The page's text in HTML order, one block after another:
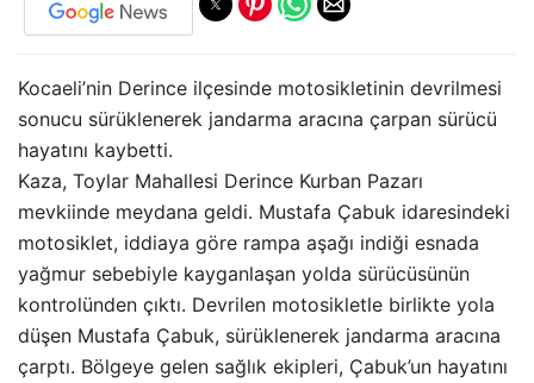
Kocaeli’nin Derince ilçesinde motosikletinin devrilmesi
sonucu sürüklenerek jandarma aracına çarpan sürücü
hayatını kaybetti.
Kaza, Toylar Mahallesi Derince Kurban Pazarı
mevkiinde meydana geldi. Mustafa Çabuk idaresindeki
motosiklet, iddiaya göre rampa aşağı indiği esnada
yağmur sebebiyle kayganlaşan yolda sürücüsünün
kontrolünden çıktı. Devrilen motosikletle birlikte yola
düşen Mustafa Çabuk, sürüklenerek jandarma aracına
çarptı. Bölgeye gelen sağlık ekipleri, Çabuk’un hayatını